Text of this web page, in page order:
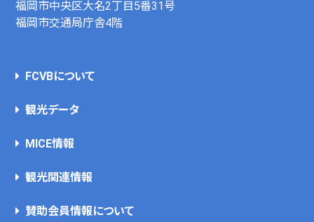
福岡市中央区大名2丁目5番31号
福岡市交通局庁舎4階
FCVBについて
観光データ
MICE情報
観光関連情報
賛助会員情報について